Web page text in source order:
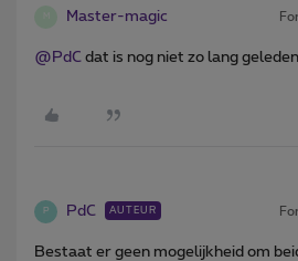
Master-magic
@PdC dat is nog niet zo lang
P PdC AUTEUR
Bestaat er geen mogelijkheid om